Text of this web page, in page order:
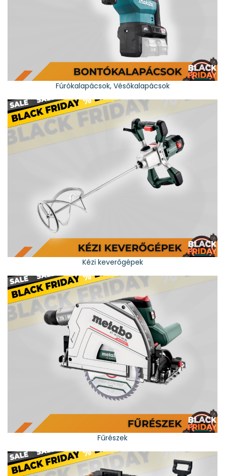
Fúrókalapácsok, Vésőkalapácsok
Kézi keverőgépek
Fűrészek